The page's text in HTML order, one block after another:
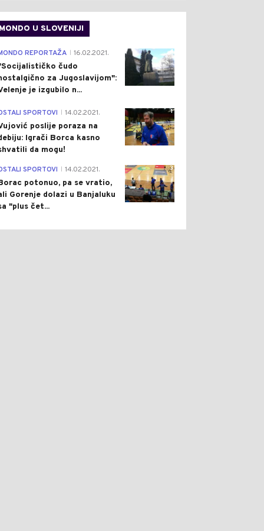
MONDO U SLOVENIJI
4
REPORTAŽA 16.02.2021.
čudo
za Jugoslavijom":
je izgubilo n...
1
SPORTOVI 14.02.2021.
poslije poraza na
Igrači Borca kasno
da mogu!
3
SPORTOVI 14.02.2021.
potonuo, pa se vratio,
Gorenje dolazi u Banjaluku
"plus čet...